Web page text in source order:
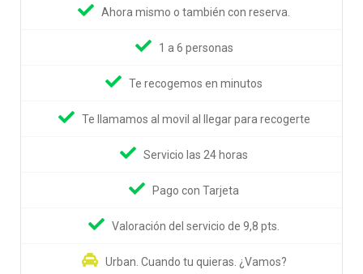
Ahora mismo o también con reserva.
1 a 6 personas
Te recogemos en minutos
Te llamamos al movil al llegar para recogerte
Servicio las 24 horas
Pago con Tarjeta
Valoración del servicio de 9,8 pts.
Urban. Cuando tu quieras. ¿Vamos?